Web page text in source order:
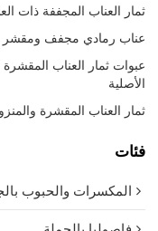
ثمار العناب المجففة ذات
عناب رمادي مجفف ومقشر
عبوات ثمار العناب
الأصلية
ثمار العناب المقشرة
فئات
المكسرات والحبوب